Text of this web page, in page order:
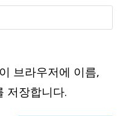
브라우저에 이름,
저장합니다.